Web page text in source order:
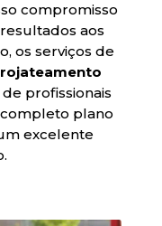
compromisso
aos
os serviços de
profissionais
plano
excelente